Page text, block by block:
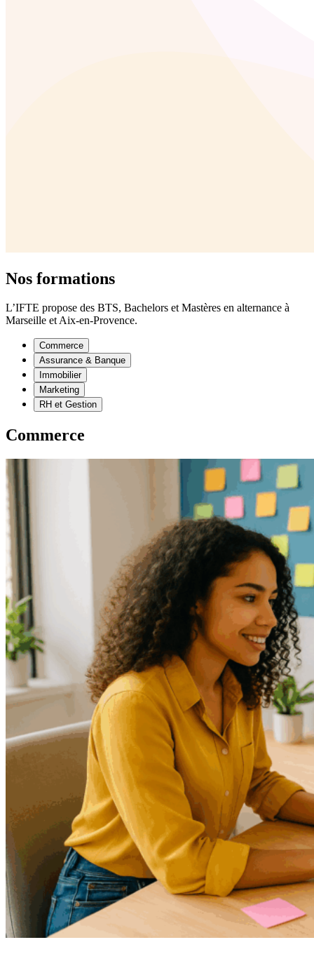
Nos formations
L’IFTE propose des BTS, Bachelors et Mastères en alternance à
Marseille et Aix-en-Provence.
Commerce
Assurance & Banque
Immobilier
Marketing
RH et Gestion
Commerce